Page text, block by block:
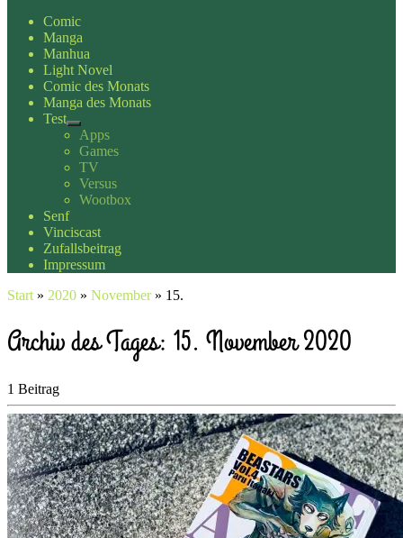
Comic
Manga
Manhua
Light Novel
Comic des Monats
Manga des Monats
Test
Apps
Games
TV
Versus
Wootbox
Senf
Vinciscast
Zufallsbeitrag
Impressum
Start » 2020 » November » 15.
Archiv des Tages: 15. November 2020
1 Beitrag